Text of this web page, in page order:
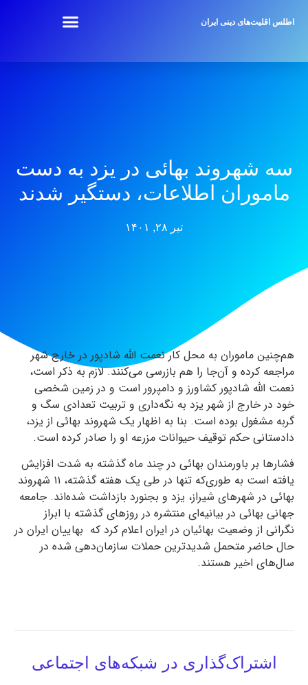
اطلس اقلیت‌های دینی ایران
سه شهروند بهائی در یزد به دست
ماموران اطلاعات، دستگیر شدند
تیر ۲۸, ۱۴۰۱
هم‌چنین ماموران به محل کار نعمت الله شادپور در خارج شهر
مراجعه کرده و آن‌جا را هم بازرسی می‌کنند. لازم به ذکر است،
نعمت الله شادپور کشاورز و دامپرور است و در زمین شخصی
خود در خارج از شهر یزد به نگه‌داری و تربیت تعدادی سگ و
گربه مشغول بوده است. بنا به اظهار یک شهروند بهائی از یزد،
دادستانی حکم توقیف حیوانات مزرعه او را صادر کرده است.
فشارها بر باورمندان بهائی در چند ماه گذشته به شدت افزایش
یافته است به طوری‌که تنها در طی یک هفته گذشته، ۱۱ شهروند
بهائی در شهرهای شیراز، یزد و بجنورد بازداشت شده‌اند. جامعه
جهانی بهائی در بیانیه‌ای منتشره در روزهای گذشته با ابراز
نگرانی از وضعیت بهائیان در ایران اعلام کرد که بهاییان ایران در
حال حاضر متحمل شدیدترین حملات سازمان‌دهی شده در
سال‌های اخیر هستند.
اشتراک‌گذاری در شبکه‌های اجتماعی